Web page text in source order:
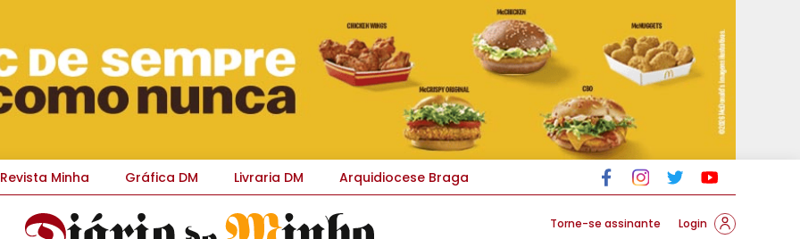
Revista Minha Gráfica DM Livraria DM Arquidiocese Braga
Torne-se assinante Login